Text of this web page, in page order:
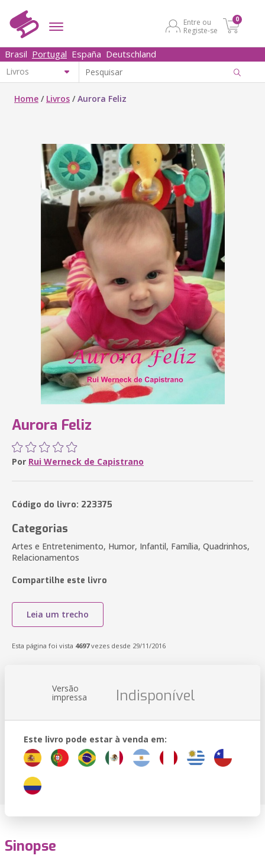
Entre ou
Registe-se
0
Brasil Portugal España Deutschland
Home / Livros /Aurora Feliz
Aurora Feliz
Por Rui Werneck de Capistrano
Código do livro: 223375
Categorias
Artes e Entretenimento, Humor, Infantil, Família, Quadrinhos,
Relacionamentos
Compartilhe este livro
Leia um trecho
Esta página foi vista 4697vezes desde 29/11/2016
Versão
impressa Indisponível
Este livro pode estar à venda em:
Sinopse